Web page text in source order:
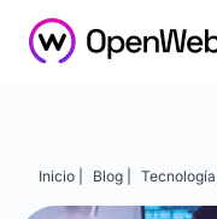
Inicio | Blog | Tecnología |